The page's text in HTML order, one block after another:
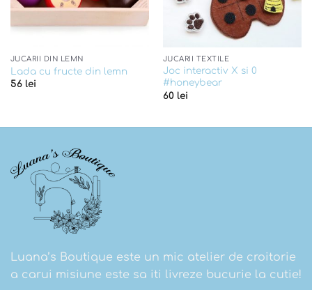
JUCARII DIN LEMN
Lada cu fructe din lemn
56 lei
JUCARII TEXTILE
Joc interactiv X si 0
#honeybear
60 lei
Luana’s Boutique este un mic atelier de croitorie
a carui misiune este sa iti livreze bucurie la cutie!